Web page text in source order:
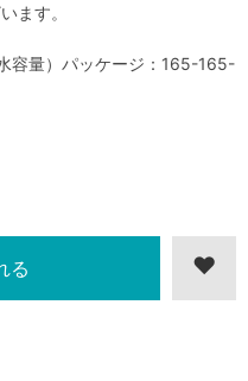
ます。
容量）パッケージ：165-165-